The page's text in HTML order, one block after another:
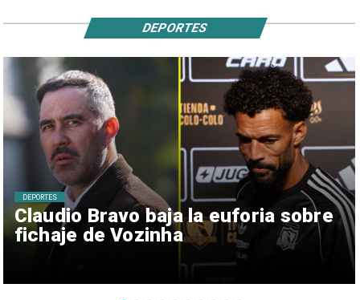
Claudio Bravo baja la euforia sobre
fichaje de Vozinha
DEPORTES
DEPORTES